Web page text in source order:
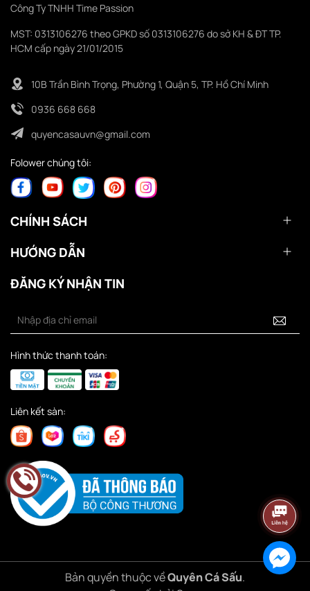
Công Ty TNHH Time Passion
MST: 0313106276 theo GPKD số 0313106276 do sở KH & ĐT TP.
HCM cấp ngày 21/01/2015
10B Trần Bình Trọng, Phường 1, Quận 5, TP. Hồ Chí Minh
0936 668 668
quyencasauvn@gmail.com
Folower chúng tôi:
CHÍNH SÁCH
HƯỚNG DẪN
ĐĂNG KÝ NHẬN TIN
Hình thức thanh toán:
Liên kết sàn:
Bản quyền thuộc vềQuyên Cá Sấu.